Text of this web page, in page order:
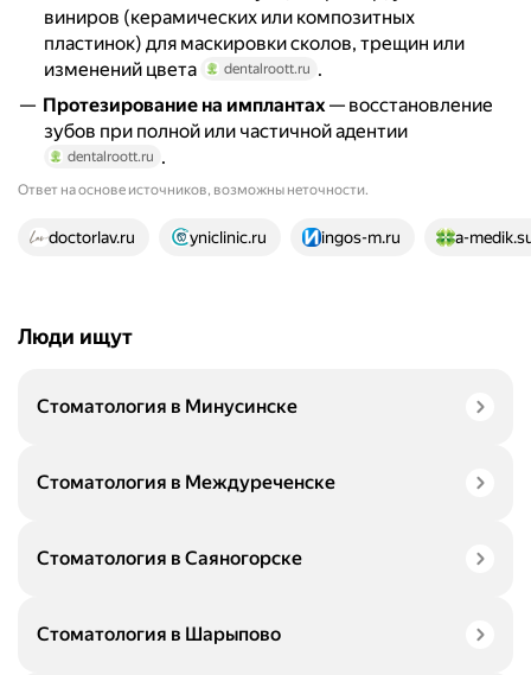
виниров (керамических или композитных
пластинок) для маскировки сколов, трещин или
изменений цвета
dentalroott.ru .
Протезирование на имплантах— восстановление
зубов при полной или частичной адентии
dentalroott.ru .
Ответ на основе источников, возможны неточности.
25 источников
doctorlav.ru yniclinic.ru ingos-m.ru a-
Люди ищут
Стоматология в Минусинске
Стоматология в Междуреченске
Стоматология в Саяногорске
Стоматология в Шарыпово